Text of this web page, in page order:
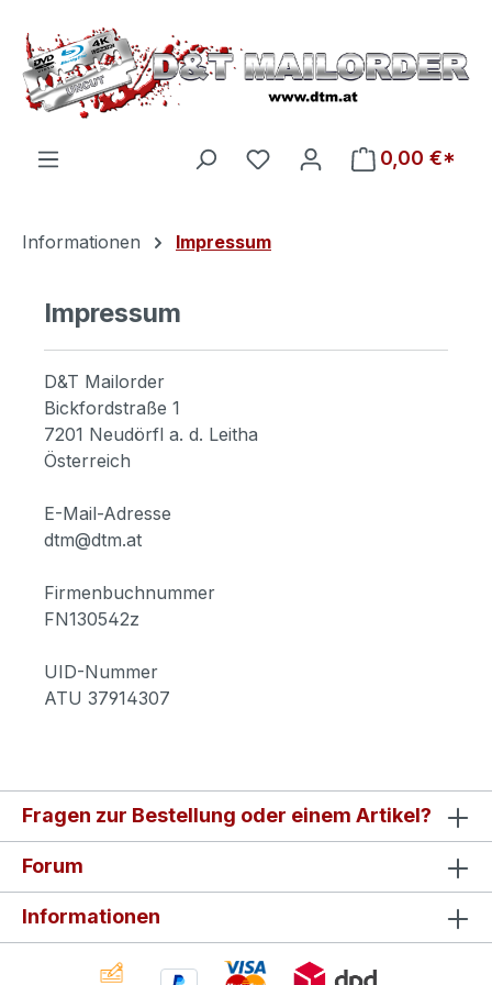
Zum Hauptinhalt springen
Du hast 0 Produkte auf
0,00 €*
Informationen Impressum
Impressum
D&T Mailorder
Bickfordstraße 1
7201 Neudörfl a. d. Leitha
Österreich
E-Mail-Adresse
dtm@dtm.at
Firmenbuchnummer
FN130542z
UID-Nummer
ATU 37914307
Fragen zur Bestellung oder einem Artikel?
Forum
Informationen